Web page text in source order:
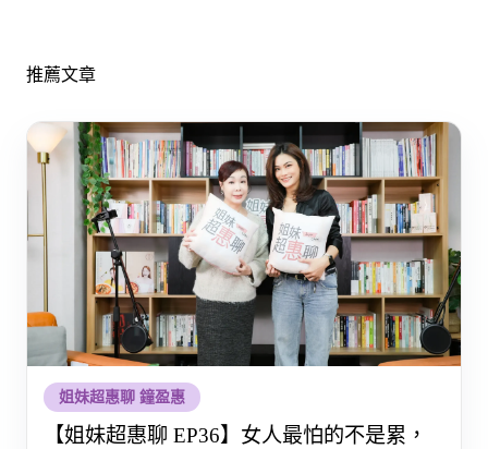
推薦文章
姐妹超惠聊 鐘盈惠
【姐妹超惠聊 EP36】女人最怕的不是累，